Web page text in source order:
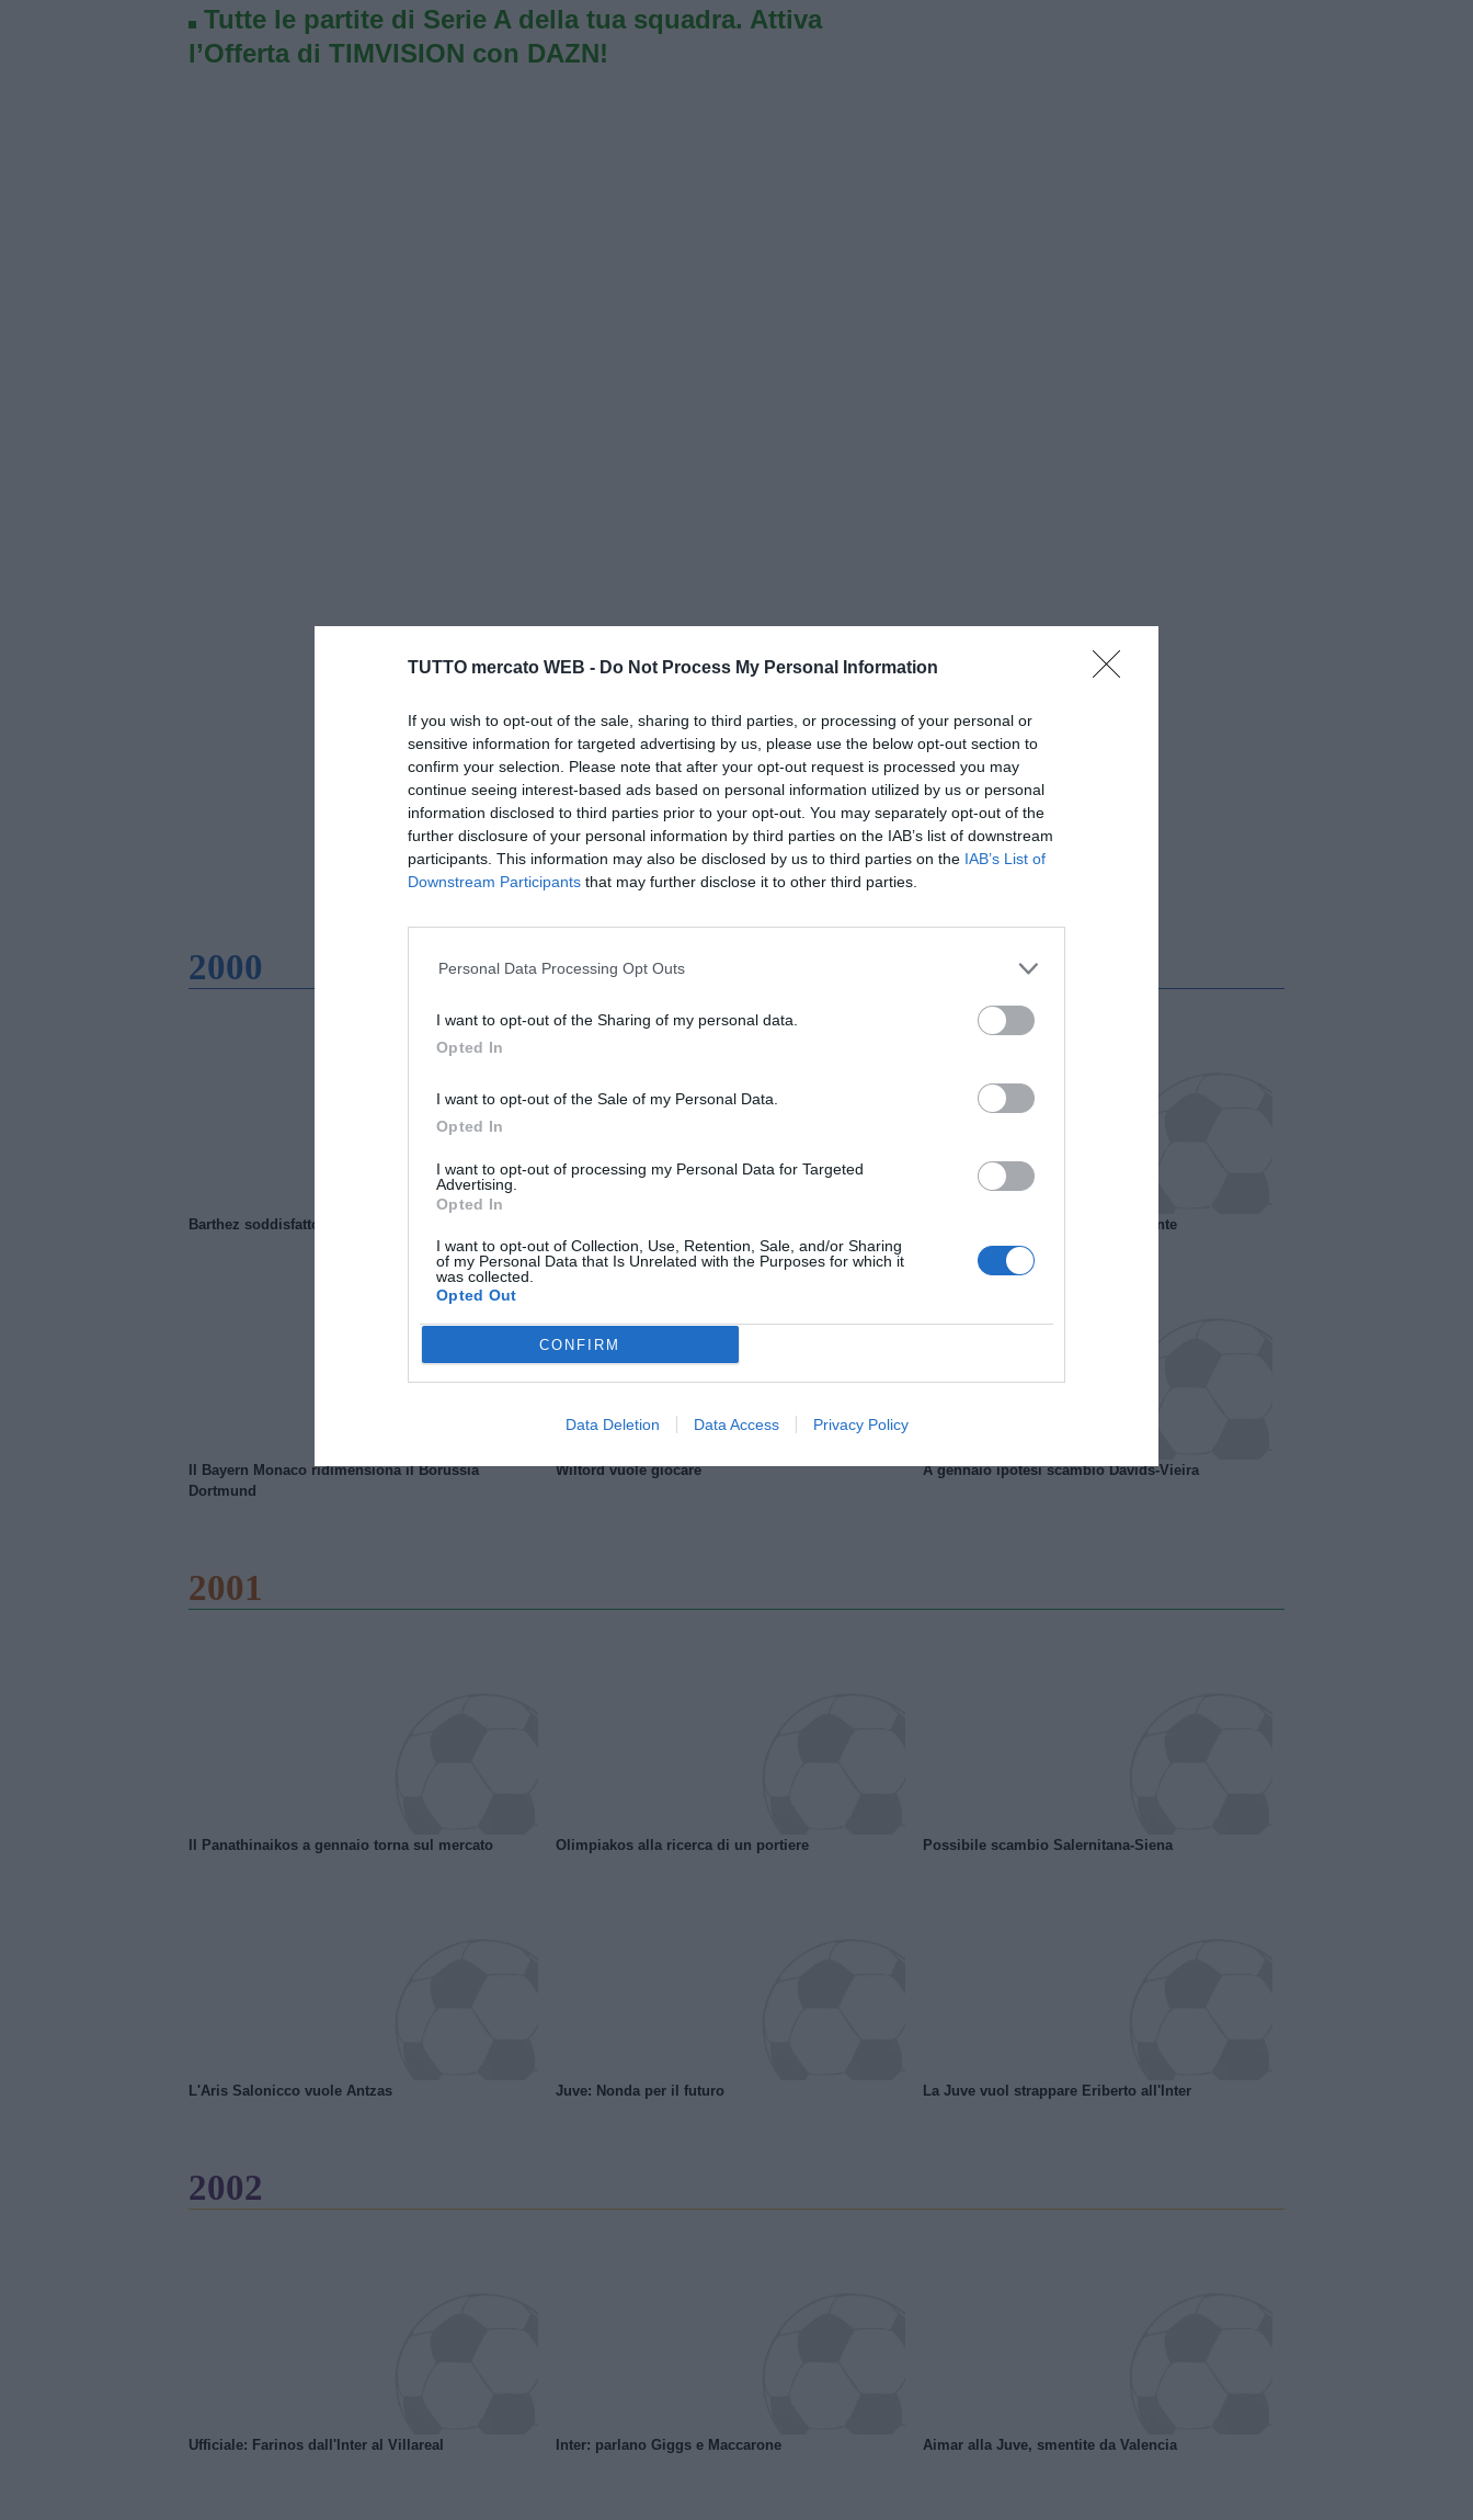
TUTTO mercato WEB - Do Not Process My Personal Information
If you wish to opt-out of the sale, sharing to third parties, or processing of your personal or
sensitive information for targeted advertising by us, please use the below opt-out section to
confirm your selection. Please note that after your opt-out request is processed you may
continue seeing interest-based ads based on personal information utilized by us or personal
information disclosed to third parties prior to your opt-out. You may separately opt-out of the
further disclosure of your personal information by third parties on the IAB’s list of downstream
participants. This information may also be disclosed by us to third parties on the IAB’s List of
Downstream Participants that may further disclose it to other third parties.
Personal Data Processing Opt Outs
I want to opt-out of the Sharing of my personal data.
Opted In
I want to opt-out of the Sale of my Personal Data.
Opted In
I want to opt-out of processing my Personal Data for Targeted
Advertising.
Opted In
I want to opt-out of Collection, Use, Retention, Sale, and/or Sharing
of my Personal Data that Is Unrelated with the Purposes for which it
was collected.
Opted Out
CONFIRM
Data Deletion Data Access Privacy Policy
Tutte le partite di Serie A della tua squadra. Attiva
l’Offerta di TIMVISION con DAZN!
2000
Barthez soddisfatto del Manchester United Francia, il Marsiglia senza presidente
Il Bayern Monaco ridimensiona il Borussia
Dortmund
Wiltord vuole giocare A gennaio ipotesi scambio Davids-Vieira
2001
Il Panathinaikos a gennaio torna sul mercato Olimpiakos alla ricerca di un portiere Possibile scambio Salernitana-Siena
L'Aris Salonicco vuole Antzas Juve: Nonda per il futuro La Juve vuol strappare Eriberto all'Inter
2002
Ufficiale: Farinos dall'Inter al Villareal Inter: parlano Giggs e Maccarone Aimar alla Juve, smentite da Valencia